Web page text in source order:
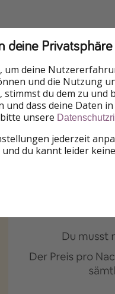
deine Privatsphäre
um deine
und die Nutzung
stimmst du dem zu
und dass deine Daten
unsere
jederzeit
du kannt leider